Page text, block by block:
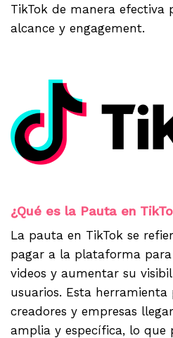
TikTok de manera efectiva
alcance y engagement.
¿Qué es la Pauta en
La pauta en TikTok se
pagar a la plataforma
videos y aumentar su
usuarios. Esta herramienta
creadores y empresas
amplia y específica, lo que